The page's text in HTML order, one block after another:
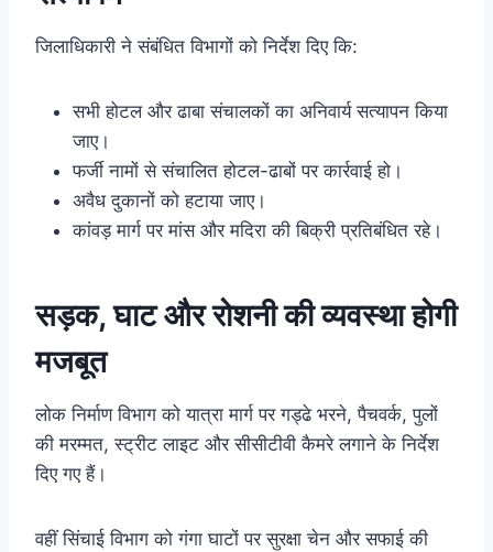
जिलाधिकारी ने संबंधित विभागों को निर्देश दिए कि:
सभी होटल और ढाबा संचालकों का अनिवार्य सत्यापन किया
जाए।
फर्जी नामों से संचालित होटल-ढाबों पर कार्रवाई हो।
अवैध दुकानों को हटाया जाए।
कांवड़ मार्ग पर मांस और मदिरा की बिक्री प्रतिबंधित रहे।
सड़क, घाट और रोशनी की व्यवस्था होगी
मजबूत
लोक निर्माण विभाग को यात्रा मार्ग पर गड्ढे भरने, पैचवर्क, पुलों
की मरम्मत, स्ट्रीट लाइट और सीसीटीवी कैमरे लगाने के निर्देश
दिए गए हैं।
वहीं सिंचाई विभाग को गंगा घाटों पर सुरक्षा चेन और सफाई की